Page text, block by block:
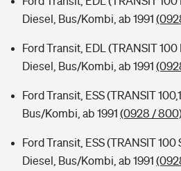
Diesel, Bus/Kombi, ab 1991
Ford Transit, EDL (TRANSIT 100
Diesel, Bus/Kombi, ab 1991
Ford Transit, ESS (TRANSIT
Bus/Kombi, ab 1991 (0928 /
Ford Transit, ESS (TRANSIT 100
Diesel, Bus/Kombi, ab 1991